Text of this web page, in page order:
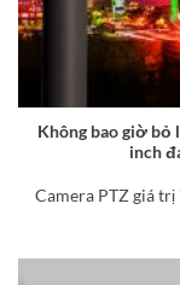
Không bao giờ bỏ
inch
Camera PTZ giá